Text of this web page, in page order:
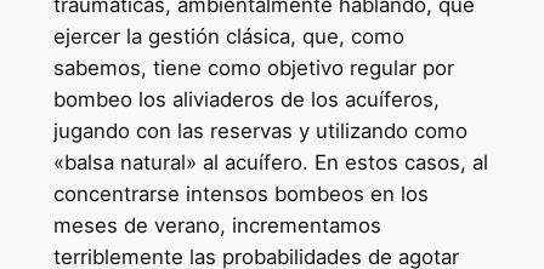
traumáticas, ambientalmente hablando, que
ejercer la gestión clásica, que, como
sabemos, tiene como objetivo regular por
bombeo los aliviaderos de los acuíferos,
jugando con las reservas y utilizando como
«balsa natural» al acuífero. En estos casos, al
concentrarse intensos bombeos en los
meses de verano, incrementamos
terriblemente las probabilidades de agotar